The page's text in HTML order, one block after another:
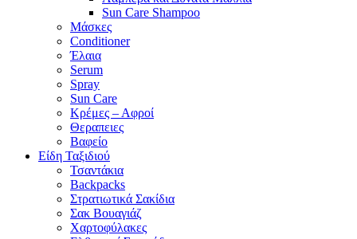
Sun Care Shampoo
Μάσκες
Conditioner
Έλαια
Serum
Spray
Sun Care
Κρέμες – Αφροί
Θεραπειες
Βαφείο
Είδη Ταξιδιού
Τσαντάκια
Backpacks
Στρατιωτικά Σακίδια
Σακ Βουαγιάζ
Χαρτοφύλακες